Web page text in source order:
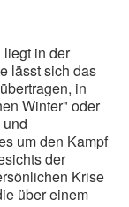
in der
lässt sich das
in
Winter" oder
um den Kampf
der
Krise
über einem